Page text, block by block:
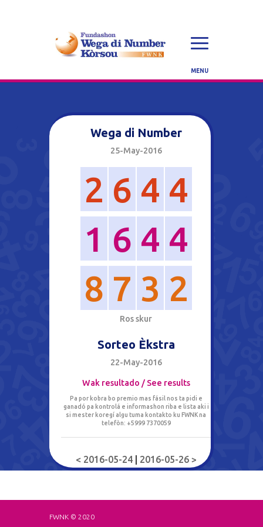
Wega di Number
25-May-2016
2 6 4 4
1 6 4 4
8 7 3 2
Rosskur
Sorteo Èkstra
22-May-2016
Wak resultado / See results
Pa por kobra bo premio mas fásil nos ta pidi e
ganadó pa kontrolá e informashon riba e lista aki i
si mester koregí algu tuma kontakto ku FWNK na
telefòn: +5999 7370059
< 2016-05-24 2016-05-26 >
FWNK © 2020